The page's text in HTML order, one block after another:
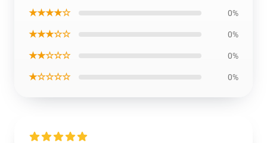
★★★★☆ 0%
★★★☆☆ 0%
★★☆☆☆ 0%
★☆☆☆☆ 0%